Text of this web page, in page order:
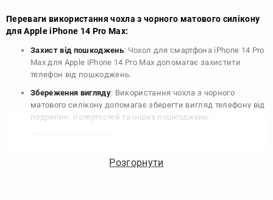
Переваги використання чохла з чорного матового силікону
для Apple iPhone 14 Pro Max:
Захист від пошкоджень: Чохол для смартфона iPhone 14 Pro
Max для Apple iPhone 14 Pro Max допомагає захистити
телефон від пошкоджень.
Збереження вигляду: Використання чохла з чорного
матового силікону допомагає зберегти вигляд телефону від
подряпин, потертостей та інших пошкоджень.
вашого телефону, що особливо важливо для людей, які
Розгорнути